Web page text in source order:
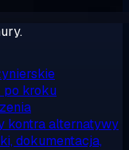
po kroku
kontra alternatywy
dokumentacja,